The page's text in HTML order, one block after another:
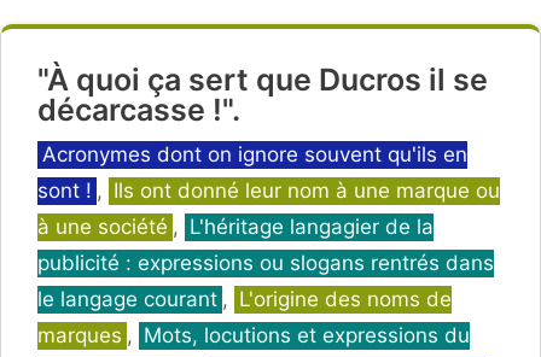
"À quoi ça sert que Ducros il se
décarcasse !".
Catégories
Acronymes dont on ignore souvent qu'ils en
sont ! , Ils ont donné leur nom à une marque ou
à une société , L'héritage langagier de la
publicité : expressions ou slogans rentrés dans
le langage courant , L'origine des noms de
marques , Mots, locutions et expressions du